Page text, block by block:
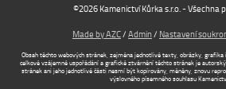
©2026 Kamenictví Kůrka s.r.o. - Všechna
Made by AZC/Admin/Nastavení
Obsah těchto webových stránek, zejména jednotlivé texty, obrázky,
celkové vzájemné uspořádání a grafické ztvárnění těchto stránek je
stránek ani jeho jednotlivé části nesmí být kopírovány, měněny, znovu
výslovného písemného souhlasu